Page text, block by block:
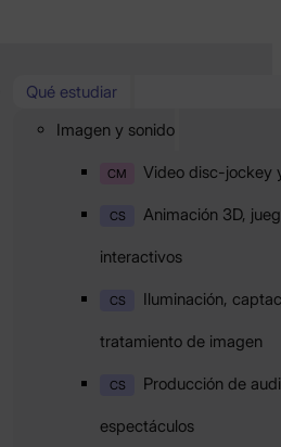
Qué estudiar
Imagen y sonido
CM Video disc-jockey
CS Animación 3D,
interactivos
CS Iluminación,
tratamiento de imagen
CS Producción de
espectáculos